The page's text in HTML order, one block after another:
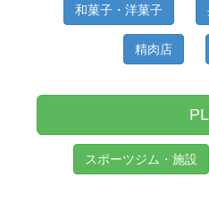
和菓子・洋菓子
精肉店
スポーツジム・施設